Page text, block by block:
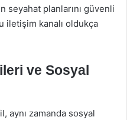
seyahat planlarını güvenli
iletişim kanalı oldukça
ve Sosyal
aynı zamanda sosyal